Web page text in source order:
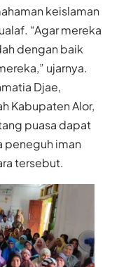
keislaman
“Agar mereka
dengan baik
ujarnya.
Djae,
Kabupaten Alor,
puasa dapat
peneguh iman
tersebut.